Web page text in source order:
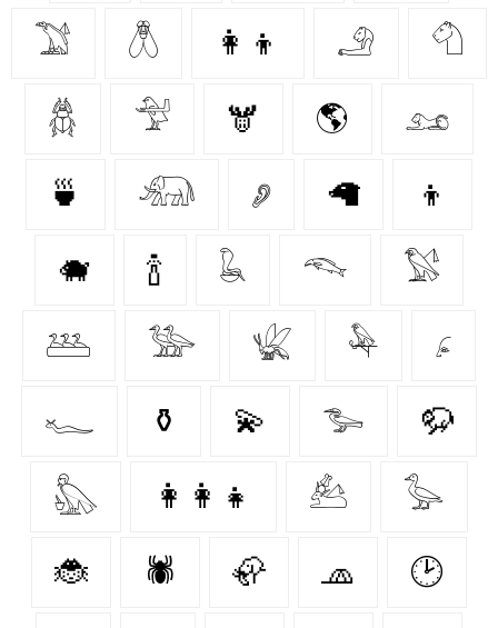
𓅑 𓆦 👩‍👦 𓄂 𓄇
𓆣 𓅴 🫎 🌎 𓃭
🍵 𓃰 𓂈 🦙 👦
🐗 🍾 𓆘 𓆞 𓅄
𓅹 𓅺 𓆤 𓅆 𓂊
𓆑 ⚱️ 💫 𓅧 🦬
𓅽 👩‍👩‍👧 𓃕 𓅭
🐞 🕷️ 🦣 🧢 🕑